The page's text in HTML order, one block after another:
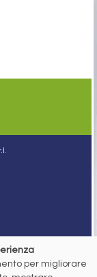
per migliorare